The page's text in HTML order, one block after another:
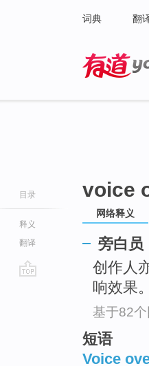
词典 翻
目录
释义
翻译
voice
网络释义
旁白员
创作人
响效果
基于82
短语
Voice